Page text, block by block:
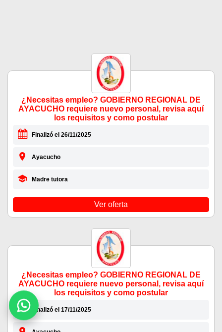
¿Necesitas empleo? GOBIERNO REGIONAL DE
AYACUCHO requiere nuevo personal, revisa aquí
los requisitos y como postular
Finalizó el 26/11/2025
Ayacucho
Madre tutora
Ver oferta
¿Necesitas empleo? GOBIERNO REGIONAL DE
AYACUCHO requiere nuevo personal, revisa aquí
los requisitos y como postular
Finalizó el 17/11/2025